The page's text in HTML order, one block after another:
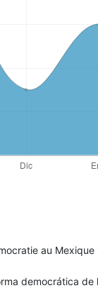
au
democrática